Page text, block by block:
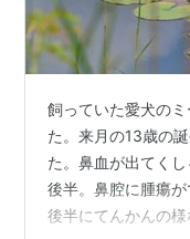
飼っていた愛犬の
た。来月の13歳の
た。鼻血が出てく
後半。鼻腔に腫瘍
後半にてんかんの